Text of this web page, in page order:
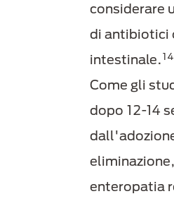
considerare
di antibiotici
intestinale.14
Come gli
dopo 12-14
enteropatia